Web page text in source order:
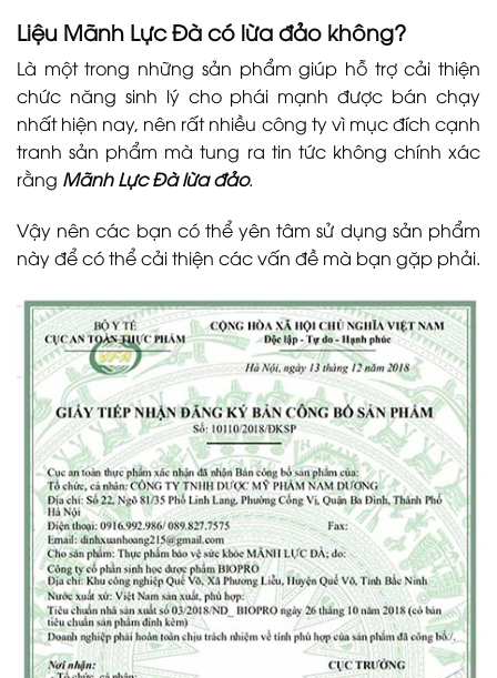
Liệu Mãnh Lực Đàcó lừa đảo không?
Là một trong những sản phẩm giúp hỗ trợ cải thiện
chức năng sinh lý cho phái mạnh được bán chạy
nhất hiện nay, nên rất nhiều công ty vì mục đích cạnh
tranh sản phẩm mà tung ra tin tức không chính xác
rằng Mãnh Lực Đà lừa đảo.
Vậy nên các bạn có thể yên tâm sử dụng sản phẩm
này để có thể cải thiện các vấn đề mà bạn gặp phải.